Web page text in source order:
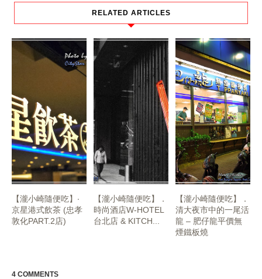
RELATED ARTICLES
【瀧小崎隨便吃】‧
京星港式飲茶 (忠孝
敦化PART.2店)
【瀧小崎隨便吃】．
時尚酒店W-HOTEL
台北店 & KITCH...
【瀧小崎隨便吃】．
清大夜市中的一尾活
龍 – 肥仔龍平價無
煙鐵板燒
4 COMMENTS